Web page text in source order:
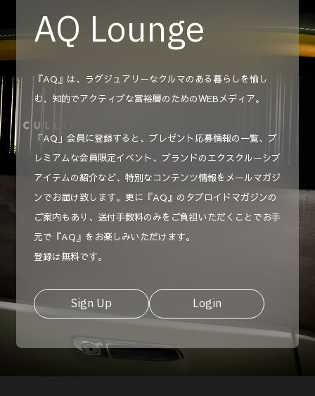
AQ Lounge
『AQ』は、ラグジュアリーなクルマのある暮らしを愉し
む、知的でアクティブな富裕層のためのWEBメディア。
「AQ」会員に登録すると、プレゼント応募情報の一覧、プ
レミアムな会員限定イベント、ブランドのエクスクルーシブ
アイテムの紹介など、特別なコンテンツ情報をメールマガジ
ンでお届け致します。更に『AQ』のタブロイドマガジンの
ご案内もあり、送付手数料のみをご負担いただくことでお手
元で『AQ』をお楽しみいただけます。
登録は無料です。
Sign Up Login